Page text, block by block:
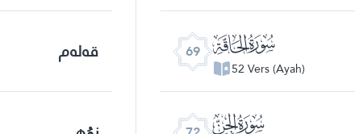
قەلەم 69 ﯲ
52 Vers (Ayah)
ﯵ